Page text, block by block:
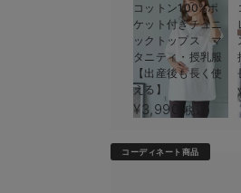
コットン100%ポ
ケット付きチュニ
ックトップス マ
タニティ・授乳服
【出産後も長く使
える】
¥3,990 (税込)
コーディネート商品